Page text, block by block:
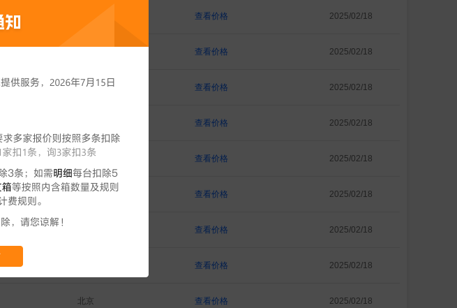
查看价格 2025/02/18
查看价格 2025/02/18
北京 查看价格 2025/02/18
查看价格 2025/02/18
北京 查看价格 2025/02/18
北京 查看价格 2025/02/18
查看价格 2025/02/18
查看价格 2025/02/18
北京 查看价格 2025/02/18